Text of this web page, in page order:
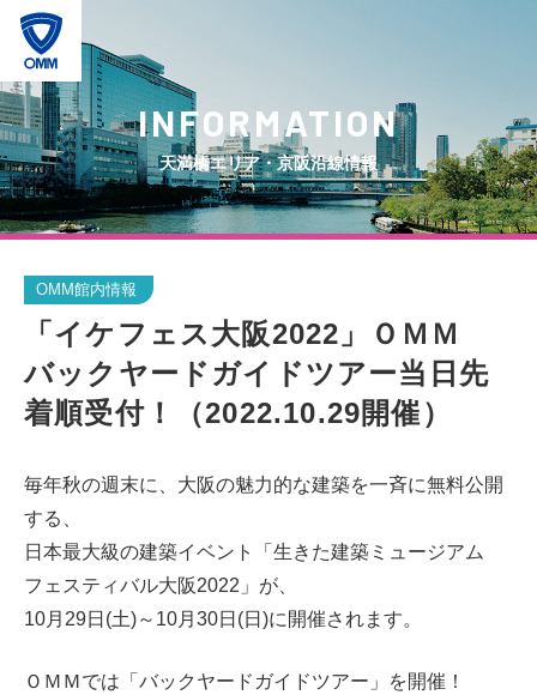
INFORMATION
天満橋エリア・京阪沿線情報
OMM館内情報
「イケフェス大阪2022」ＯＭＭ
バックヤードガイドツアー当日先
着順受付！（2022.10.29開催）
毎年秋の週末に、大阪の魅力的な建築を一斉に無料公開
する、
日本最大級の建築イベント「生きた建築ミュージアム
フェスティバル大阪2022」が、
10月29日(土)～10月30日(日)に開催されます。
ＯＭＭでは「バックヤードガイドツアー」を開催！